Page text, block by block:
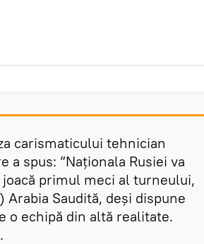
carismaticului tehnician
a spus: ”Naționala Rusiei va
primul meci al turneului,
Saudită, deși dispune
o echipă din altă realitate.